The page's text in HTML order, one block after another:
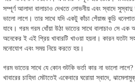
সম্পূর্ণ আলাদা বালাচাও দেখতে লোভনীয় এবং স্বাদে
ভালো লাগে। তার সাথে যদি একটু কাঁচা পেঁয়াজ কুচি
যাবে। গরম গরম ধোঁয়া উঠা ভাতের সাথে বালাচাও সে
অনেকের ই এই প্রিয় খাবারটি খাওয়া হয়না। কারন যতটা
মনোযোগ এবং সময় নিয়ে করতে হয়।
গরম ভাতের সাথে যে কোন শুটকি ভর্তা কার না ভালো
খাবারের চাহিদা মেটাতেই একেবারে ঘরোয়া স্বাদে,